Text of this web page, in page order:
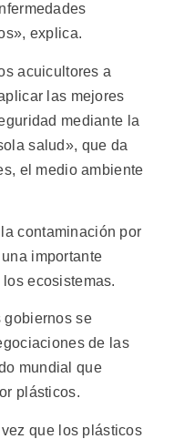
explica.
acuicultores a
las mejores
mediante la
salud», que da
el medio ambiente
contaminación por
importante
ecosistemas.
gobiernos se
de las
mundial que
plásticos.
que los plásticos